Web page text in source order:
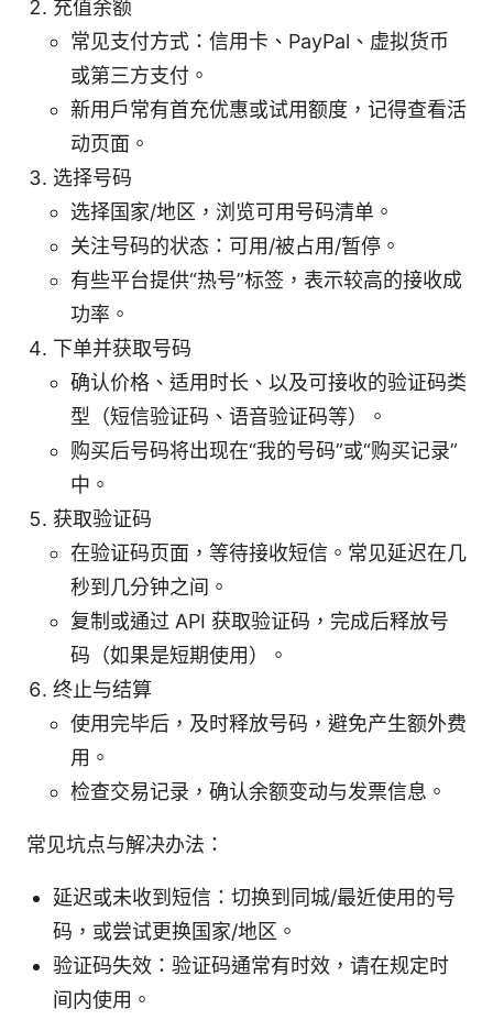
充值余额
常见支付方式：信用卡、PayPal、虚拟货币
或第三方支付。
新用户常有首充优惠或试用额度，记得查看活
动页面。
选择号码
选择国家/地区，浏览可用号码清单。
关注号码的状态：可用/被占用/暂停。
有些平台提供“热号”标签，表示较高的接收成
功率。
下单并获取号码
确认价格、适用时长、以及可接收的验证码类
型（短信验证码、语音验证码等）。
购买后号码将出现在“我的号码”或“购买记录”
中。
获取验证码
在验证码页面，等待接收短信。常见延迟在几
秒到几分钟之间。
复制或通过 API 获取验证码，完成后释放号
码（如果是短期使用）。
终止与结算
使用完毕后，及时释放号码，避免产生额外费
用。
检查交易记录，确认余额变动与发票信息。
常见坑点与解决办法：
延迟或未收到短信：切换到同城/最近使用的号
码，或尝试更换国家/地区。
验证码失效：验证码通常有时效，请在规定时
间内使用。